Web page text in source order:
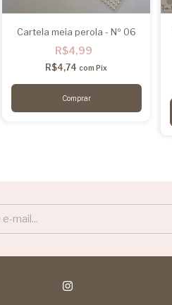
Cartela meia perola - Nº 06
R$4,99
R$4,74 com Pix